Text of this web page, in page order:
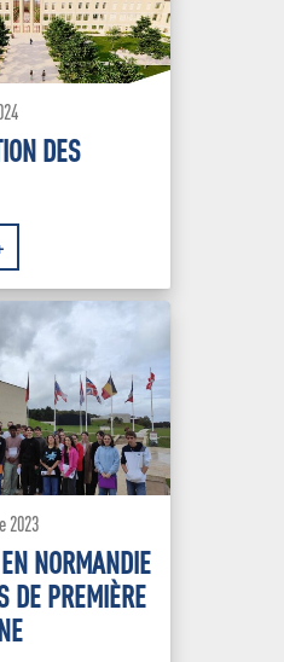
DES
2023
NORMANDIE
DE PREMIÈRE